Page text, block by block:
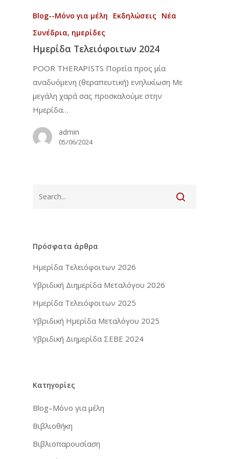
Blog--Μόνο για μέλη Εκδηλώσεις
Νέα
Συνέδρια, ημερίδες
Ημερίδα Τελειόφοιτων 2024
POOR THERAPISTS Πορεία προς μία
αναδυόμενη (θεραπευτική) ενηλικίωση Με
μεγάλη χαρά σας προσκαλούμε στην
Ημερίδα…
admin
05/06/2024
Πρόσφατα άρθρα
Ημερίδα Τελειόφοιτων 2026
Υβριδική Διημερίδα Μεταλόγου 2026
Ημερίδα Τελειόφοιτων 2025
Υβριδική Ημερίδα Μεταλόγου 2025
Υβριδική Διημερίδα ΣΕΒΕ 2024
Κατηγορίες
Blog–Μόνο για μέλη
Βιβλιοθήκη
Βιβλιοπαρουσίαση
Το Ινστιτούτο
Εκπαίδευση